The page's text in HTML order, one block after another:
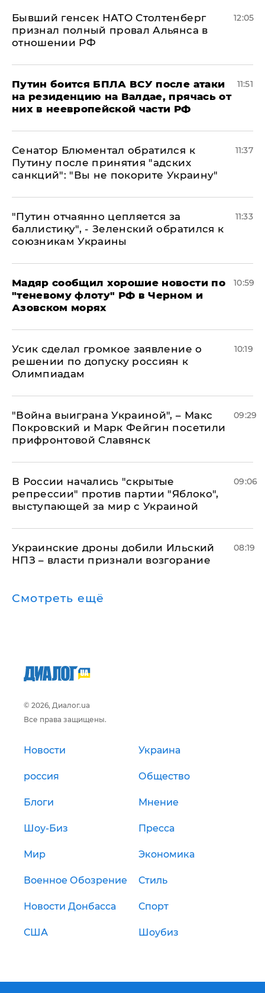
Бывший генсек НАТО Столтенберг
признал полный провал Альянса в
отношении РФ
12:05
Путин боится БПЛА ВСУ после атаки
на резиденцию на Валдае, прячась от
них в неевропейской части РФ
11:51
Сенатор Блюментал обратился к
Путину после принятия "адских
санкций": "Вы не покорите Украину"
11:37
"Путин отчаянно цепляется за
баллистику", - Зеленский обратился к
союзникам Украины
11:33
Мадяр сообщил хорошие новости по
"теневому флоту" РФ в Черном и
Азовском морях
10:59
Усик сделал громкое заявление о
решении по допуску россиян к
Олимпиадам
10:19
"Война выиграна Украиной", – Макс
Покровский и Марк Фейгин посетили
прифронтовой Славянск
09:29
В России начались "скрытые
репрессии" против партии "Яблоко",
выступающей за мир с Украиной
09:06
Украинские дроны добили Ильский
НПЗ – власти признали возгорание
08:19
Смотреть ещё
© 2026, Диалог.ua
Все права защищены.
Новости Украина
россия Общество
Блоги Мнение
Шоу-Биз Пресса
Мир Экономика
Военное Обозрение Стиль
Новости Донбасса Спорт
США Шоубиз